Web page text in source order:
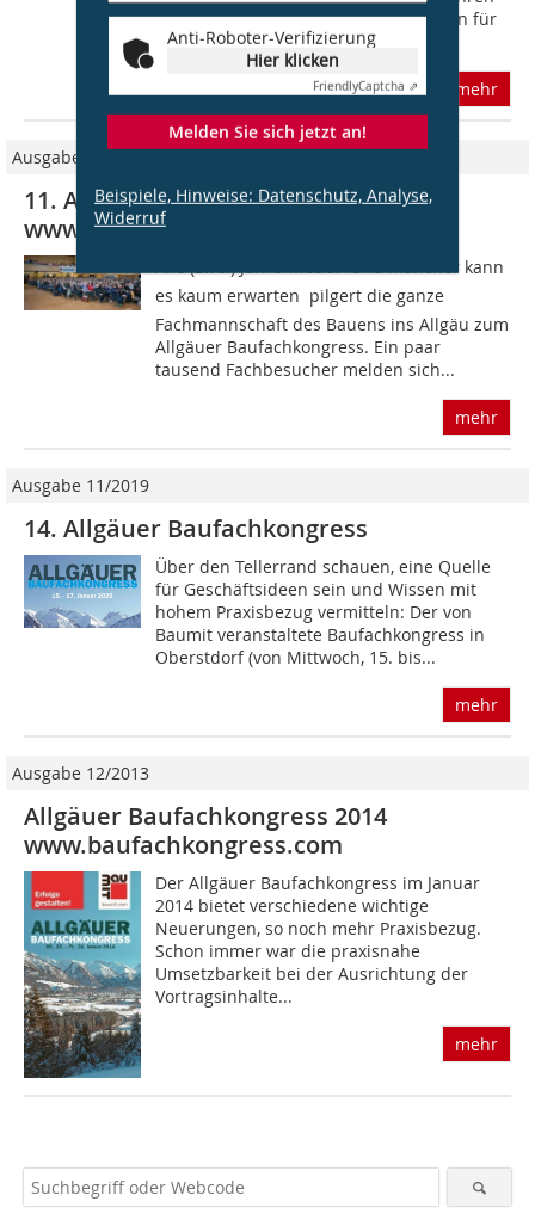
Anti-Roboter-Verifizierung
Hier klicken
FriendlyCaptcha ⇗
Melden Sie sich jetzt an!
Beispiele, Hinweise: Datenschutz, Analyse,
Widerruf
zu den renommierten Veranstaltungen für
den...
mehr
Ausgabe 10/2013
11. Allgäuer Baufachkongress 2014
www.baufachkongress.com
Alle (zwei) Jahre wieder  und mancher kann
es kaum erwarten  pilgert die ganze
Fachmannschaft des Bauens ins Allgäu zum
Allgäuer Baufachkongress. Ein paar
tausend Fachbesucher melden sich...
mehr
Ausgabe 11/2019
14. Allgäuer Baufachkongress
Über den Tellerrand schauen, eine Quelle
für Geschäftsideen sein und Wissen mit
hohem Praxisbezug vermitteln: Der von
Baumit veranstaltete Baufachkongress in
Oberstdorf (von Mittwoch, 15. bis...
mehr
Ausgabe 12/2013
Allgäuer Baufachkongress 2014
www.baufachkongress.com
Der Allgäuer Baufachkongress im Januar
2014 bietet verschiedene wichtige
Neuerungen, so noch mehr Praxisbezug.
Schon immer war die praxisnahe
Umsetzbarkeit bei der Ausrichtung der
Vortragsinhalte...
mehr